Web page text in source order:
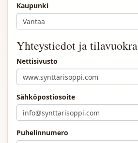
Kaupunki
Yhteystiedot ja tilavuokra
Nettisivusto
Sähköpostiosoite
Puhelinnumero